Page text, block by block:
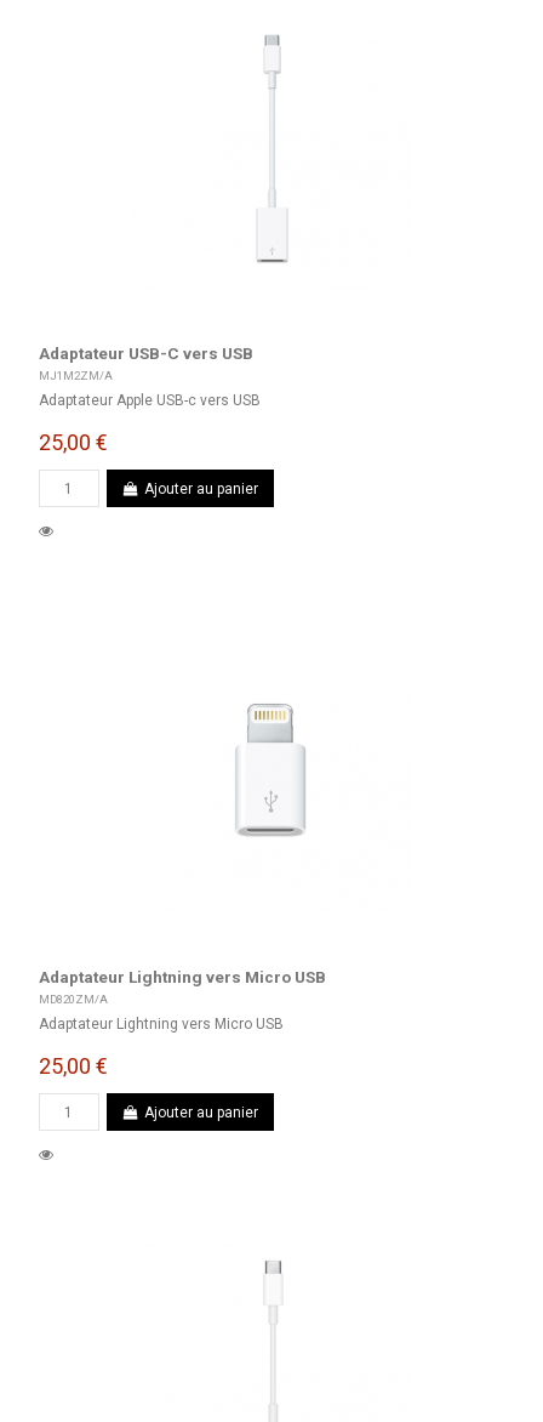
Adaptateur USB-C vers USB
MJ1M2ZM/A
Adaptateur Apple USB-c vers USB
25,00 €
Ajouter au panier
Adaptateur Lightning vers Micro USB
MD820ZM/A
Adaptateur Lightning vers Micro USB
25,00 €
Ajouter au panier